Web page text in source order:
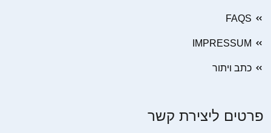
FAQS
IMPRESSUM
כתב ויתור
פרטים ליצירת קשר